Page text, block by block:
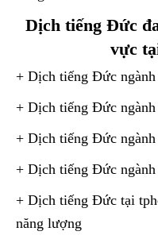
Dịch tiếng Đức
vực
+ Dịch tiếng Đức
+ Dịch tiếng Đức
+ Dịch tiếng Đức
+ Dịch tiếng Đức
+ Dịch tiếng Đức tại
năng lượng